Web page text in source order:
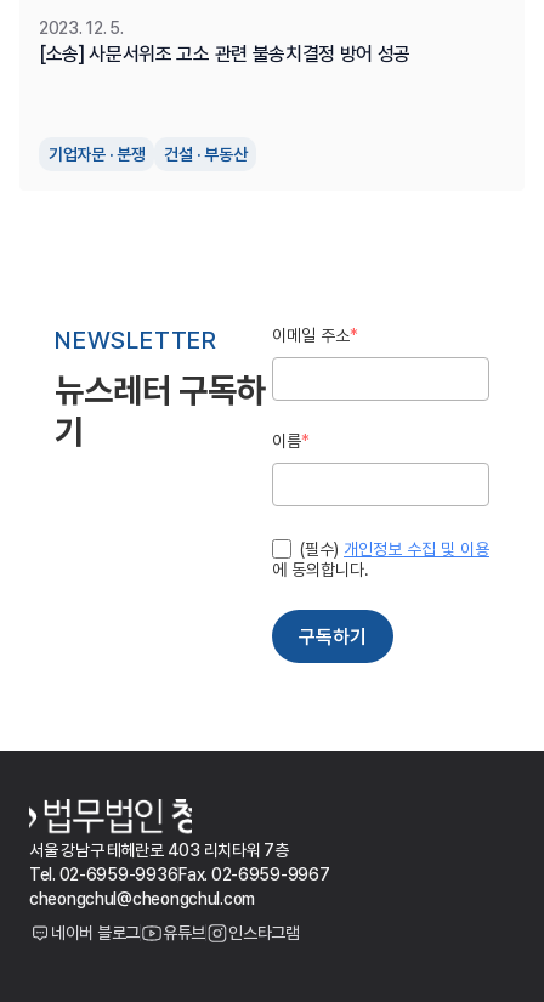
기업자문 · 분쟁 건설 · 부동산
[소송] 사문서위조 고소 관련 불송치결정 방어 성공
2023. 12. 5.
서울 강남구 테헤란로 403 리치타워 7층
Tel. 02-6959-9936Fax. 02-6959-9967
cheongchul@cheongchul.com
네이버 블로그
유튜브 인스타그램